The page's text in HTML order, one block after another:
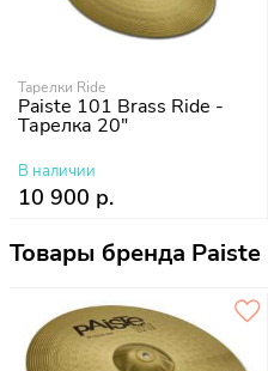
Тарелки Ride
Paiste 101 Brass Ride -
Тарелка 20"
В наличии
10 900 р.
Товары бренда Paiste